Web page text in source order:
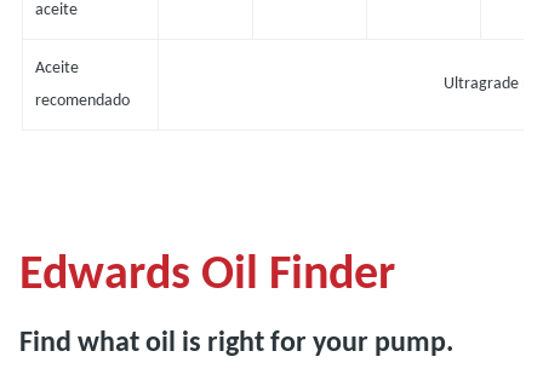
aceite
Aceite
recomendado
Ultragrade